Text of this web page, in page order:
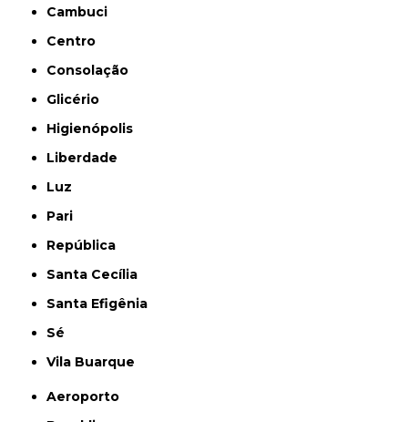
Cambuci
Centro
Consolação
Glicério
Higienópolis
Liberdade
Luz
Pari
República
Santa Cecília
Santa Efigênia
Sé
Vila Buarque
Aeroporto